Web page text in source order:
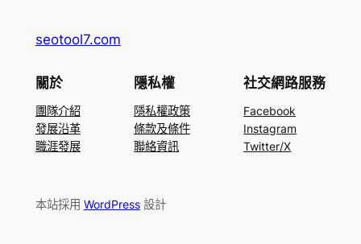
seotool7.com
關於
團隊介紹
發展沿革
職涯發展
隱私權
隱私權政策
條款及條件
聯絡資訊
社交網路服務
Facebook
Instagram
Twitter/X
本站採用 WordPress設計